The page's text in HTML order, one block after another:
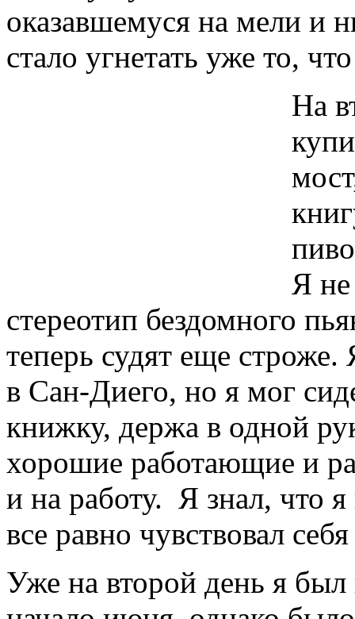
оказавшемуся на мели
стало угнетать уже то,
На
Я не
стереотип бездомного
теперь судят еще
в Сан-Диего, но я мог
книжку, держа в одной
хорошие работающие и
и на работу. Я знал, что
все равно чувствовал
Уже на второй день я